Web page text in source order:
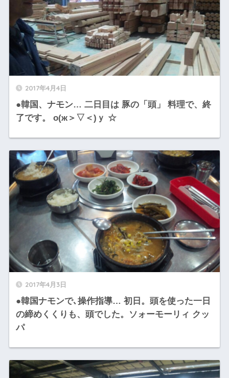
2017年4月4日
●韓国、ナモン… 二日目は 豚の「頭」 料理で、終
了です。 о(ж＞▽＜)ｙ ☆
2017年4月3日
●韓国ナモンで､操作指導… 初日。頭を使った一日
の締めくくりも、頭でした。ソォーモーリィ クッ
パ